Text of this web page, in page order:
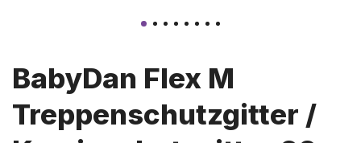
BabyDan Flex M
Treppenschutzgitter /